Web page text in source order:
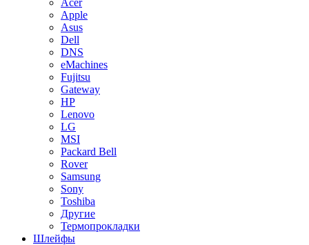
Acer
Apple
Asus
Dell
DNS
eMachines
Fujitsu
Gateway
HP
Lenovo
LG
MSI
Packard Bell
Rover
Samsung
Sony
Toshiba
Другие
Термопрокладки
Шлейфы